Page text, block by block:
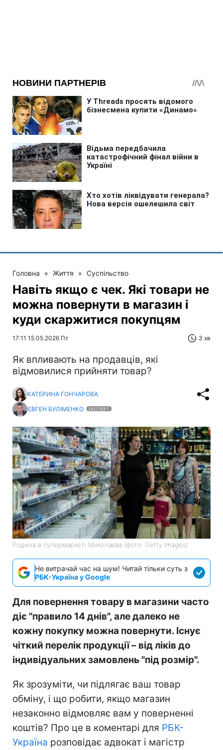
Головна » Життя » Суспільство
Навіть якщо є чек. Які товари не
можна повернути в магазин і
куди скаржитися покупцям
17:11 15.05.2026 Пт 3 хв
Як впливають на продавців, які
відмовилися прийняти товар?
КАТЕРИНА ГОНЧАРОВА
ЄВГЕН БУЛІМЕНКО
ЕКСПЕРТ
Родина в супермаркеті Миколаєва (фото: Getty Images)
Не витрачай час на шум! Читай тільки суть з
РБК-Україна у Google
Для повернення товару в магазини часто
діє "правило 14 днів", але далеко не
кожну покупку можна повернути. Існує
чіткий перелік продукції – від ліків до
індивідуальних замовлень "під розмір".
Як зрозуміти, чи підлягає ваш товар
обміну, і що робити, якщо магазин
незаконно відмовляє вам у поверненні
коштів? Про це в коментарі для РБК-
Україна розповідає адвокат і магістр